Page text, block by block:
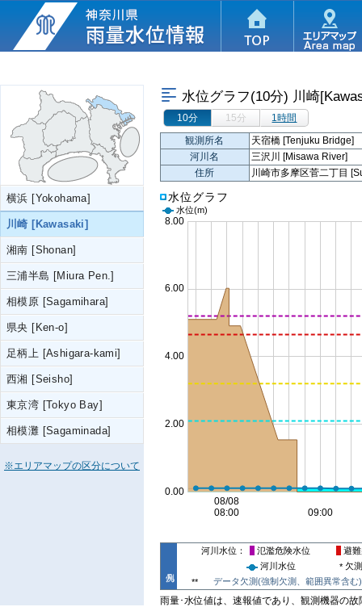
横浜 [Yokohama]
川崎 [Kawasaki]
湘南 [Shonan]
三浦半島 [Miura Pen.]
相模原 [Sagamihara]
県央 [Ken-o]
足柄上 [Ashigara-kami]
西湘 [Seisho]
東京湾 [Tokyo Bay]
相模灘 [Sagaminada]
※エリアマップの区分について
水位グラフ(10分) 川崎
10分 15分
1時間
観測所名
天宿橋 [Tenjuku Bridge]
河川名
三沢川 [Misawa River]
住所
川崎市多摩区菅二丁目
水位グラフ
水位(m)
河川水位 氾濫危険水位
避
河川水位
* 欠測
**
データ欠測(強制欠測、範囲異常含む)
雨量･水位値は、速報値であり、観測機器の